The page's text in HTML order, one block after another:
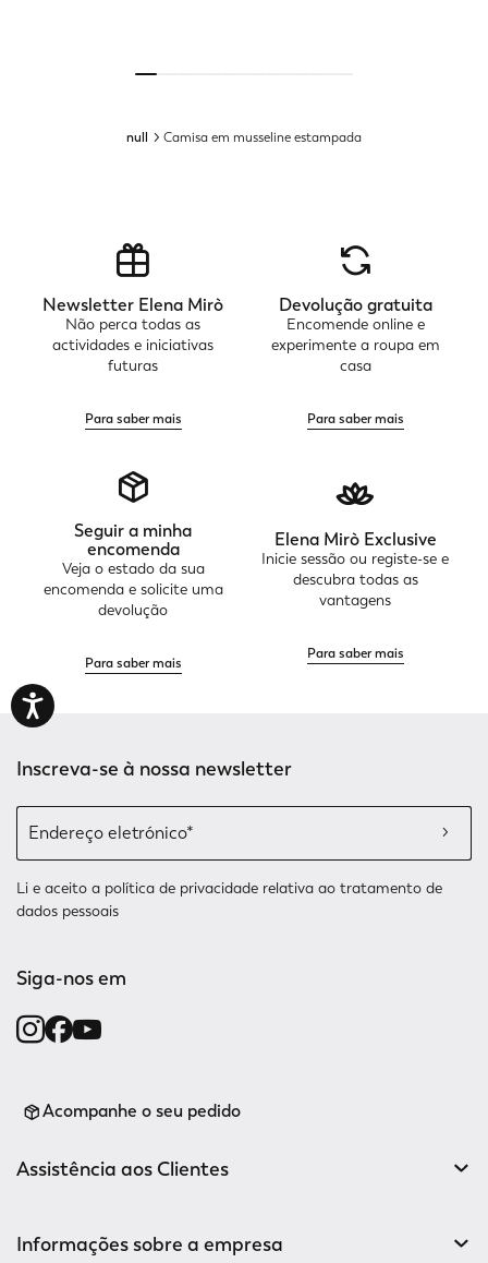
null Camisa em musseline estampada
Newsletter Elena Mirò
Não perca todas as
actividades e iniciativas
futuras
Para saber mais
Devolução gratuita
Encomende online e
experimente a roupa em
casa
Para saber mais
Seguir a minha
encomenda
Veja o estado da sua
encomenda e solicite uma
devolução
Para saber mais
Elena Mirò Exclusive
Inicie sessão ou registe-se e
descubra todas as
vantagens
Para saber mais
Inscreva-se à nossa newsletter
Li e aceito a política de privacidade relativa ao tratamento de
dados pessoais
Siga-nos em
Acompanhe o seu pedido
Assistência aos Clientes
Informações sobre a empresa